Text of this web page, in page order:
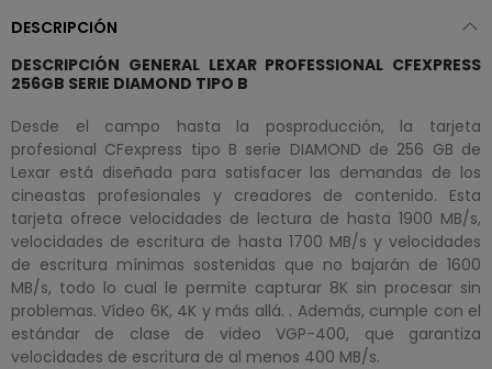
DESCRIPCIÓN
DESCRIPCIÓN GENERAL LEXAR PROFESSIONAL CFEXPRESS
256GB SERIE DIAMOND TIPO B
Desde el campo hasta la posproducción, la tarjeta
profesional CFexpress tipo B serie DIAMOND de 256 GB de
Lexar está diseñada para satisfacer las demandas de los
cineastas profesionales y creadores de contenido. Esta
tarjeta ofrece velocidades de lectura de hasta 1900 MB/s,
velocidades de escritura de hasta 1700 MB/s y velocidades
de escritura mínimas sostenidas que no bajarán de 1600
MB/s, todo lo cual le permite capturar 8K sin procesar sin
problemas. Vídeo 6K, 4K y más allá. . Además, cumple con el
estándar de clase de video VGP-400, que garantiza
velocidades de escritura de al menos 400 MB/s.